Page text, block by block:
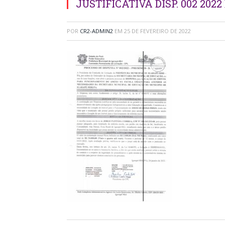
JUSTIFICATIVA DISP. 002
POR CR2-ADMIN2 EM 25 DE FEVEREIRO DE 2022